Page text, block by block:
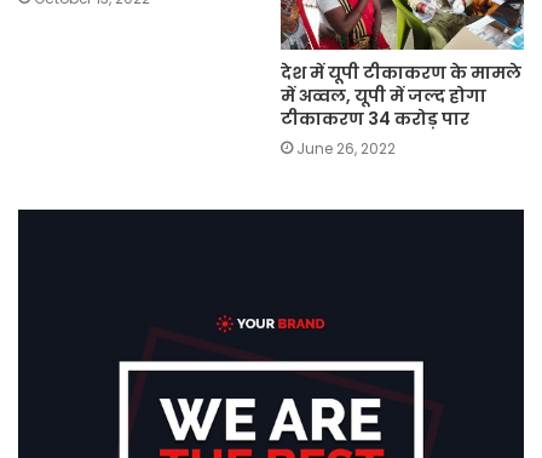
देश में यूपी टीकाकरण के मामले
में अव्‍वल, यूपी में जल्‍द होगा
टीकाकरण 34 करोड़ पार
June 26, 2022